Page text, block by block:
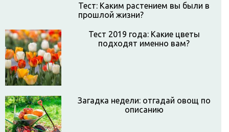
Тест: Каким растением вы были в
прошлой жизни?
Тест 2019 года: Какие цветы
подходят именно вам?
Загадка недели: отгадай овощ по
описанию